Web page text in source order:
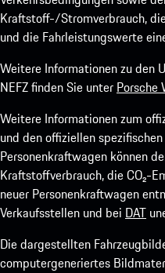
Kraftstoff-/Stromverbrauch,
und die Fahrleistungswerte
Weitere Informationen zu den
NEFZ finden Sie unter Porsche
Weitere Informationen zum
und den offiziellen
Personenkraftwagen können
Kraftstoffverbrauch, die CO₂-
neuer Personenkraftwagen
Verkaufsstellen und bei DAT
Die dargestellten
computergeneriertes